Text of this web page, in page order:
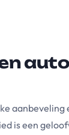
aanbeveling
is een